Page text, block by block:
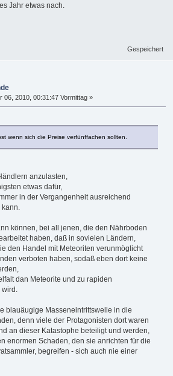
Jahr etwas nach.
Gespeichert
06, 2010, 00:31:47 Vormittag »
wenn sich die Preise verfünffachen sollten.
anzulasten,
etwas dafür,
in der Vergangenheit ausreichend
kann.
können, bei all jenen, die den Nährboden
haben, daß in sovielen Ländern,
den Handel mit Meteoriten verunmöglicht
verboten haben, sodaß eben dort keine
dan Meteorite und zu rapiden
wird.
blauäugige Masseneintrittswelle in die
denn viele der Protagonisten dort waren
an dieser Katastophe beteiligt und werden,
enormen Schaden, den sie anrichten für die
begreifen - sich auch nie einer